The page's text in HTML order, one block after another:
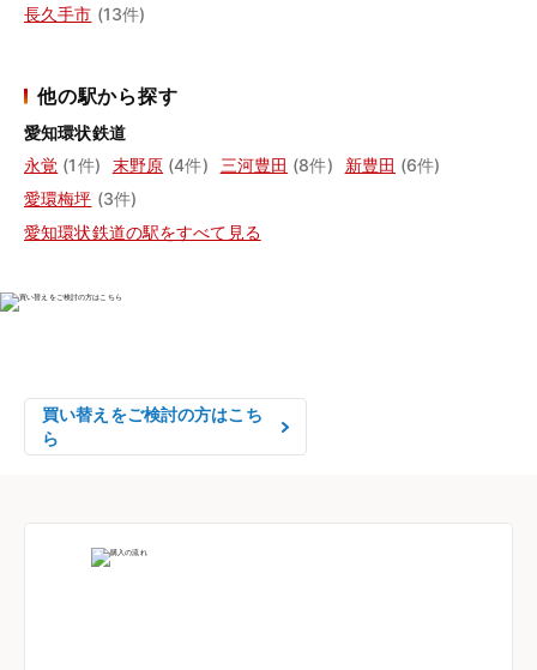
長久手市 (13件)
他の駅から探す
愛知環状鉄道
永覚 (1件) 末野原 (4件) 三河豊田 (8件) 新豊田 (6件)
愛環梅坪 (3件)
愛知環状鉄道の駅をすべて見る
買い替えをご検討の方はこち
ら